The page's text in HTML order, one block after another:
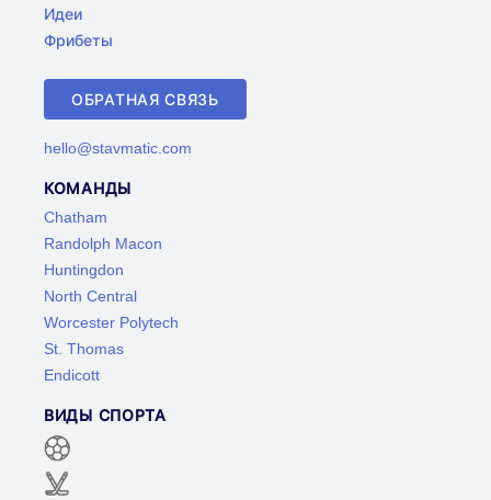
Идеи
Фрибеты
ОБРАТНАЯ СВЯЗЬ
hello@stavmatic.com
КОМАНДЫ
Chatham
Randolph Macon
Huntingdon
North Central
Worcester Polytech
St. Thomas
Endicott
ВИДЫ СПОРТА